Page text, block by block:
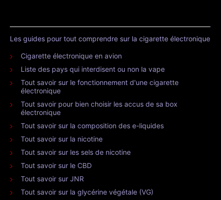
Les guides pour tout comprendre sur la cigarette électronique
Cigarette électronique en avion
Liste des pays qui interdisent ou non la vape
Tout savoir sur le fonctionnement d'une cigarette
électronique
Tout savoir pour bien choisir les accus de sa box
électronique
Tout savoir sur la composition des e-liquides
Tout savoir sur la nicotine
Tout savoir sur les sels de nicotine
Tout savoir sur le CBD
Tout savoir sur JNR
Tout savoir sur la glycérine végétale (VG)